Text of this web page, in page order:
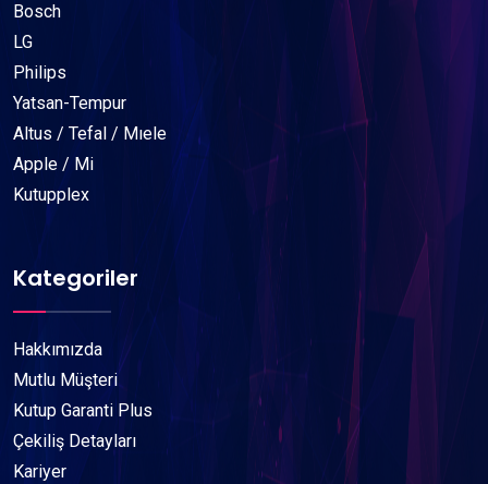
Bosch
LG
Philips
Yatsan-Tempur
Altus / Tefal / Mıele
Apple / Mi
Kutupplex
Kategoriler
Hakkımızda
Mutlu Müşteri
Kutup Garanti Plus
Çekiliş Detayları
Kariyer